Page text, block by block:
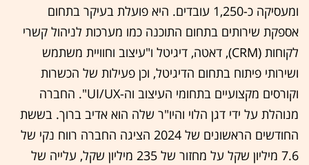
ומעסיקה כ-1,250 עובדים. היא פועלת בעיקר בתחום
אספקת שירותים בתחום התוכנה כמו מערכות לניהול קשרי
לקוחות (CRM), דאטה, דיגיטל ו"עיצוב וחוויית משתמש
ושירותי פיתוח בתחום הדיגיטל, וכן פעילות של הכשרות
וקורסים מקצועיים בתחומי העיצוב וה-UI/UX". החברה
מנוהלת על ידי דגן הלוי והיו"ר שלה הוא אדיב ברוך. בששת
החודשים הראשונים של 2024 הציגה החברה רווח נקי של
7.6 מיליון שקל על מחזור של 235 מיליון שקל, עלייה של